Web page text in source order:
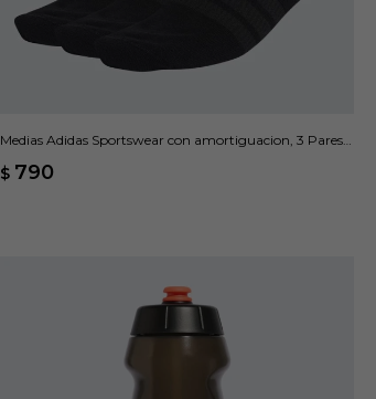
Medias Adidas Sportswear con amortiguacion, 3 Pares -
$ 790